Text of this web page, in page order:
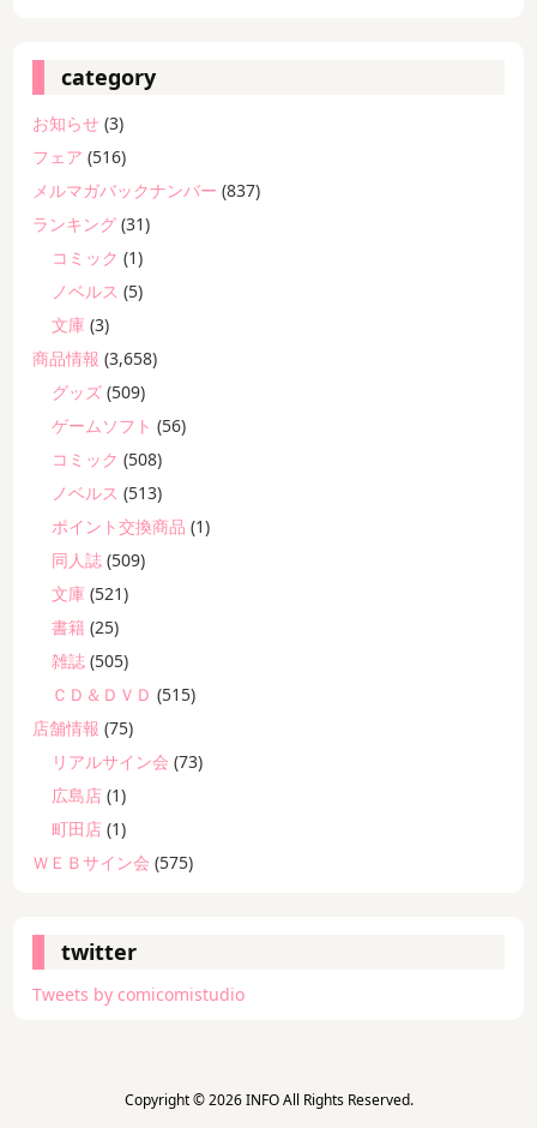
category
お知らせ (3)
フェア (516)
メルマガバックナンバー (837)
ランキング (31)
コミック (1)
ノベルス (5)
文庫 (3)
商品情報 (3,658)
グッズ (509)
ゲームソフト (56)
コミック (508)
ノベルス (513)
ポイント交換商品 (1)
同人誌 (509)
文庫 (521)
書籍 (25)
雑誌 (505)
ＣＤ＆ＤＶＤ (515)
店舗情報 (75)
リアルサイン会 (73)
広島店 (1)
町田店 (1)
ＷＥＢサイン会 (575)
twitter
Tweets by comicomistudio
Copyright ©2026 INFOAll Rights Reserved.